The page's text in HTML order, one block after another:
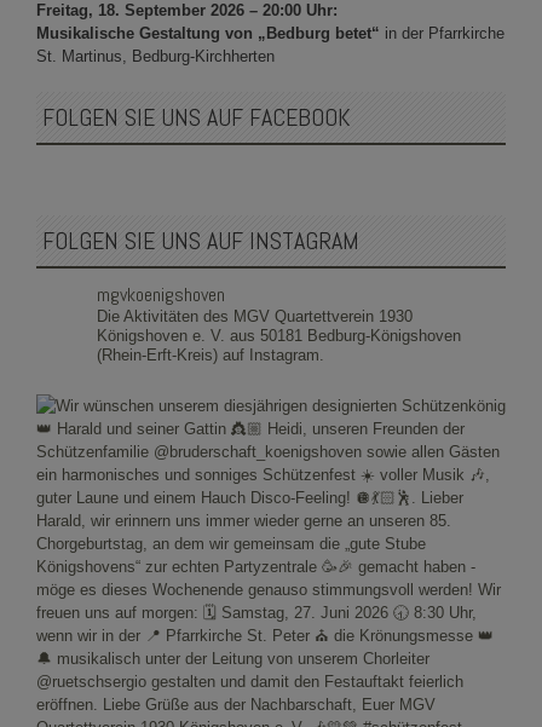
Freitag, 18. September 2026 – 20:00 Uhr:
Musikalische Gestaltung von „Bedburg betet“ in der Pfarrkirche
St. Martinus, Bedburg-Kirchherten
FOLGEN SIE UNS AUF FACEBOOK
FOLGEN SIE UNS AUF INSTAGRAM
mgvkoenigshoven
Die Aktivitäten des MGV Quartettverein 1930
Königshoven e. V. aus 50181 Bedburg-Königshoven
(Rhein-Erft-Kreis) auf Instagram.